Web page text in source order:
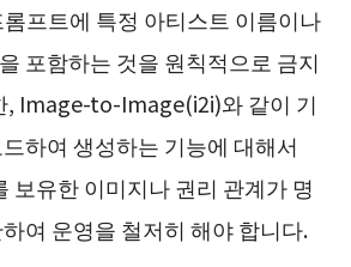
프트에 특정 아티스트 이름이나
포함하는 것을 원칙적으로 금지
, Image-to-Image(i2i)와 같이 기
하여 생성하는 기능에 대해서
보유한 이미지나 권리 관계가 명
여 운영을 철저히 해야 합니다.